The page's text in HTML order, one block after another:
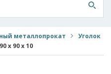
металлопрокат
Уголок
90 х 90 х 10